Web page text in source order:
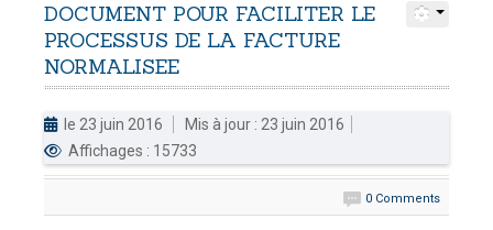
IMPÔTS
Douane Togolaise
Conserv. Foncière
DOCUMENT POUR FACILITER LE
PROCESSUS DE LA FACTURE
NORMALISEE
le 23 juin 2016
Mis à jour : 23 juin 2016
Affichages : 15733
0 Comments